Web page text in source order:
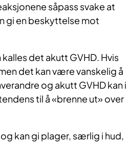
såpass svake at
gi en beskyttelse mot
det akutt GVHD. Hvis
det kan være vanskelig å
og akutt GVHD kan i
til å «brenne ut» over
kan gi plager, særlig i hud,